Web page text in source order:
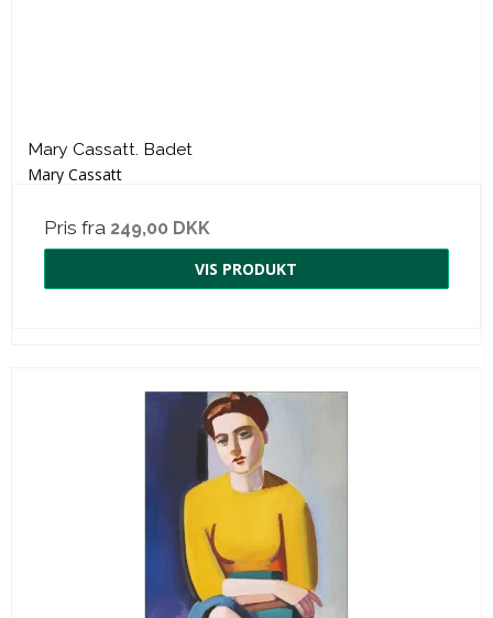
Mary Cassatt. Badet
Mary Cassatt
Pris fra 249,00 DKK
VIS PRODUKT